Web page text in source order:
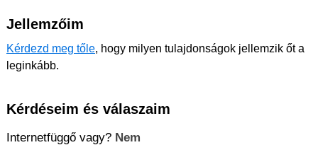
Jellemzőim
Kérdezd meg tőle, hogy milyen tulajdonságok jellemzik őt a
leginkább.
Kérdéseim és válaszaim
Internetfüggő vagy? Nem